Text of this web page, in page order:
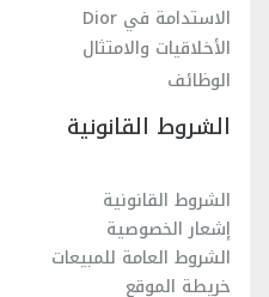
الاستدامة في Dior
الأخلاقيات والامتثال
الوظائف
الشروط القانونية
الشروط القانونية
إشعار الخصوصية
الشروط العامة للمبيعات
خريطة الموقع